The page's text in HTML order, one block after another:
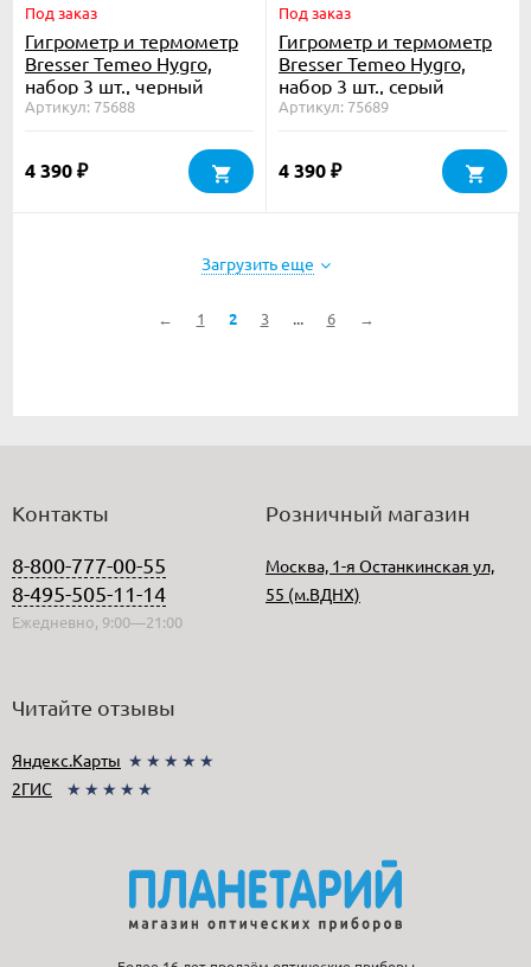
Под заказ
Гигрометр и термометр
Bresser Temeo Hygro,
набор 3 шт., черный
Артикул: 75688
4 390 ₽
Под заказ
Гигрометр и термометр
Bresser Temeo Hygro,
набор 3 шт., серый
Артикул: 75689
4 390 ₽
Загрузить еще
← 1 2 3 ... 6 →
Контакты
8-800-777-00-55
8-495-505-11-14
Ежедневно, 9:00—21:00
Розничный магазин
Москва, 1-я Останкинская ул,
55 (м.ВДНХ)
Читайте отзывы
Яндекс.Карты ★★★★★
2ГИС
★★★★★